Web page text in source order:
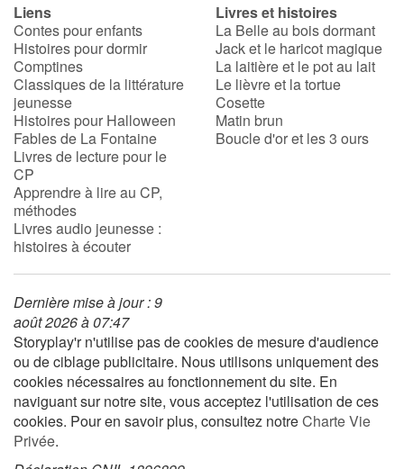
Liens
Contes pour enfants
Histoires pour dormir
Comptines
Classiques de la littérature
jeunesse
Histoires pour Halloween
Fables de La Fontaine
Livres de lecture pour le
CP
Apprendre à lire au CP,
méthodes
Livres audio jeunesse :
histoires à écouter
Livres et histoires
La Belle au bois dormant
Jack et le haricot magique
La laitière et le pot au lait
Le lièvre et la tortue
Cosette
Matin brun
Boucle d'or et les 3 ours
Dernière mise à jour : 9
août 2026 à 07:47
Storyplay'r n'utilise pas de cookies de mesure d'audience
ou de ciblage publicitaire. Nous utilisons uniquement des
cookies nécessaires au fonctionnement du site. En
naviguant sur notre site, vous acceptez l'utilisation de ces
cookies. Pour en savoir plus, consultez notreCharte Vie
Privée.